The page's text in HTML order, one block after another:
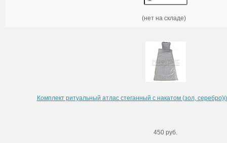
(нет на складе)
Комплект ритуальный атлас стеганный с накатом (зол,
450 руб.